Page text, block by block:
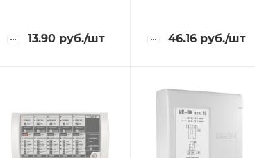
13.90руб./шт 46.16 руб./шт